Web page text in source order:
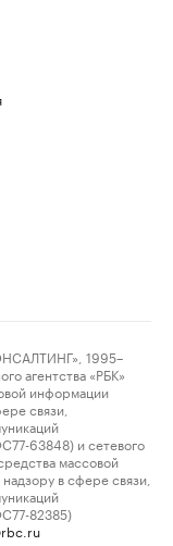
1995–
агентства «РБК»
информации
связи,
63848) и сетевого
массовой
в сфере связи,
82385)